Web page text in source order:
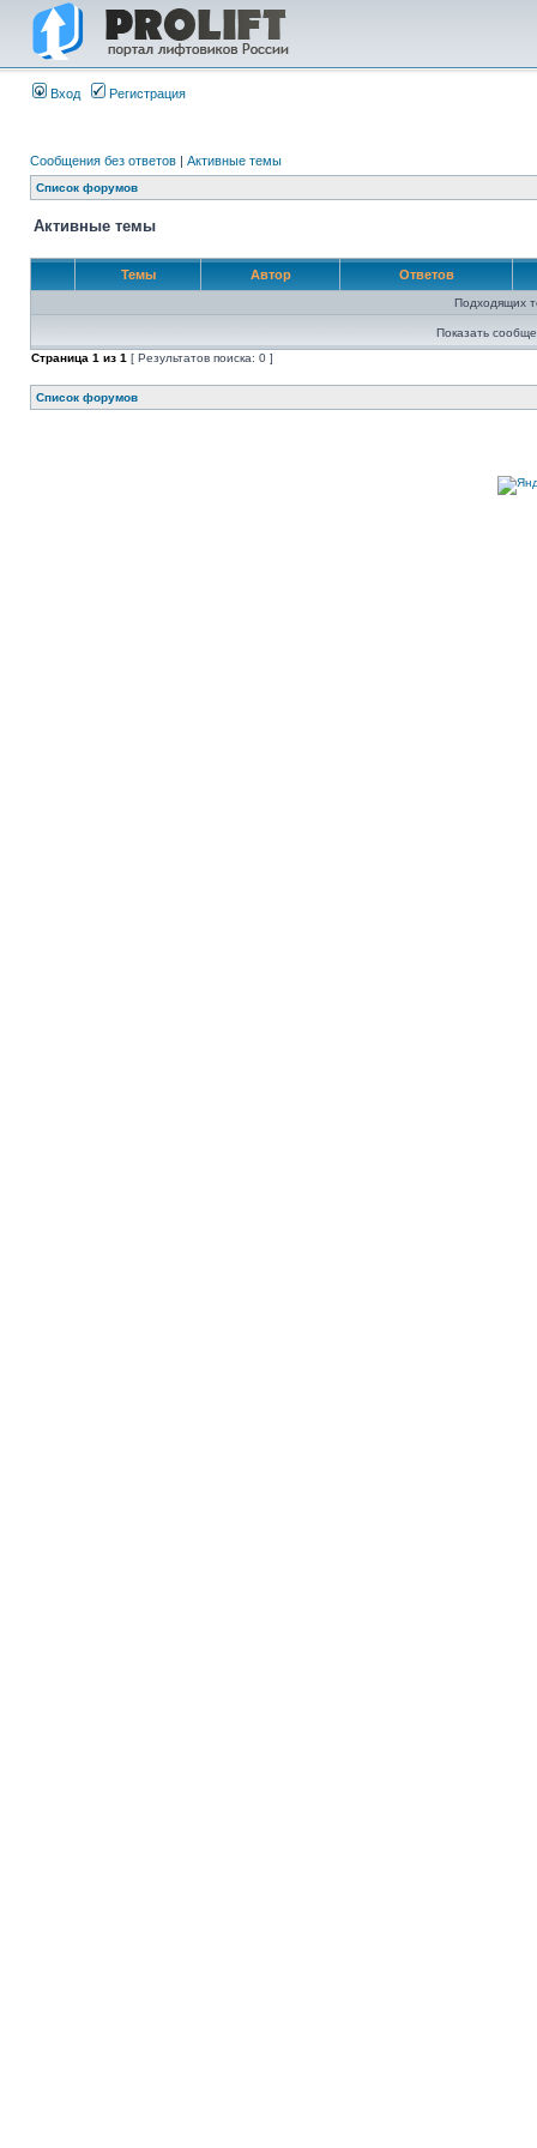
Вход Регистрация
Сообщения без ответов | Активные темы
Список форумов
Активные темы
Темы Автор Ответов
Подходящих
Показать
Страница 1 из 1 [ Результатов поиска: 0 ]
Список форумов